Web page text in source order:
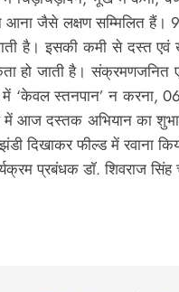
जैसे लक्षण सम्मिलित
है। इसकी कमी से दस्त
जाती है। संक्रमणजनित
‘केवल स्तनपान’ न करना,
आज दस्तक अभियान का
दिखाकर फील्ड में रवाना
प्रबंधक डॉ. शिवराज